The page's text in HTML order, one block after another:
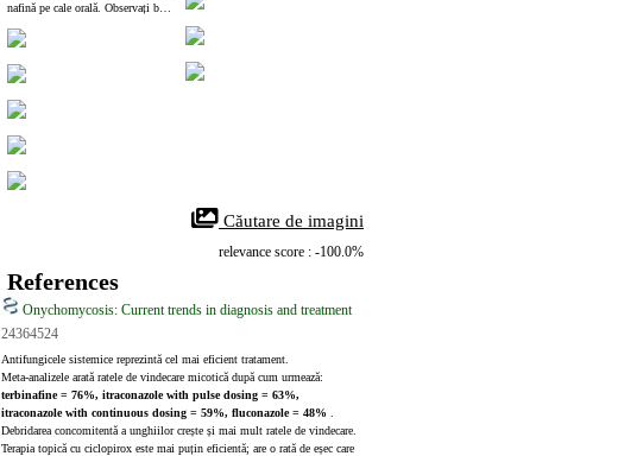
nafină pe cale orală. Observați ban
din spatele unghiilor infectate răm
Căutare de imagini
relevance score : -100.0%
References
Onychomycosis: Current trends in diagnosis and treatment
24364524
Antifungicele sistemice reprezintă cel mai eficient tratament.
terbinafine = 76%, itraconazole with pulse dosing = 63%,
itraconazole with continuous dosing = 59%, fluconazole = 48%
Debridarea concomitentă a unghiilor crește și mai mult ratele de vindecare.
Terapia topică cu ciclopirox este mai puțin eficientă; are o rată de eșec care